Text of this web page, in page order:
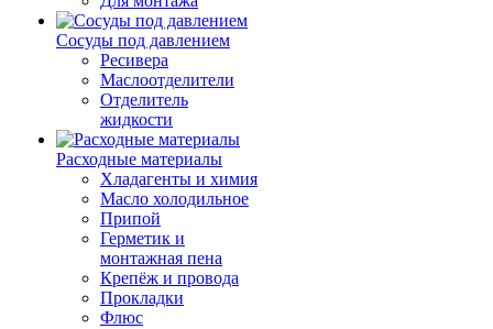
Сосуды под давлением
Ресивера
Маслоотделители
Отделитель
жидкости
Расходные материалы
Хладагенты и химия
Масло холодильное
Припой
Герметик и
монтажная пена
Крепёж и провода
Прокладки
Флюс